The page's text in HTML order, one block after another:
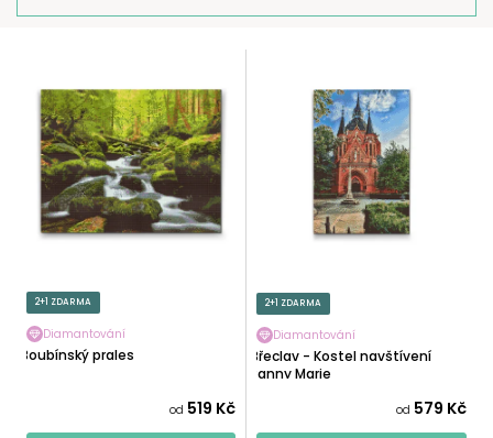
Z
T
ŮU
K
T
2+1 ZDARMA
Diamantování
Boubínský prales
od 519 Kč
2+1 ZDARMA
Diamantování
Břeclav - Kostel navštívení
Panny Marie
od 579 Kč